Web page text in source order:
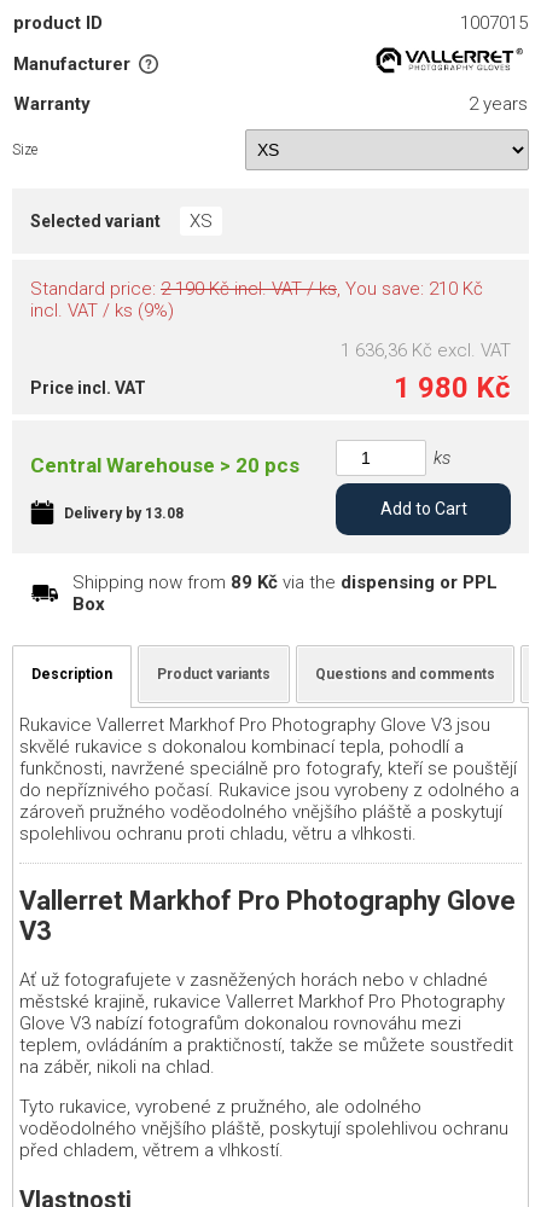
product ID
1007015
Manufacturer
Warranty
2 years
Size
Selected variant XS
Standard price: 2 190 Kč incl. VAT / ks, You save: 210 Kč
incl. VAT / ks (9%)
1 636,36 Kč excl. VAT
1 980 Kč
Price incl. VAT
Central Warehouse > 20 pcs
Delivery by 13.08
ks
Add to Cart
Shipping now from 89 Kč via the dispensing or PPL
Box
Description Product variants Questions and comments
Rukavice Vallerret Markhof Pro Photography Glove V3 jsou
skvělé rukavice s dokonalou kombinací tepla, pohodlí a
funkčnosti, navržené speciálně pro fotografy, kteří se pouštějí
do nepříznivého počasí. Rukavice jsou vyrobeny z odolného a
zároveň pružného voděodolného vnějšího pláště a poskytují
spolehlivou ochranu proti chladu, větru a vlhkosti.
Vallerret Markhof Pro Photography Glove
V3
Ať už fotografujete v zasněžených horách nebo v chladné
městské krajině, rukavice Vallerret Markhof Pro Photography
Glove V3 nabízí fotografům dokonalou rovnováhu mezi
teplem, ovládáním a praktičností, takže se můžete soustředit
na záběr, nikoli na chlad.
Tyto rukavice, vyrobené z pružného, ale odolného
voděodolného vnějšího pláště, poskytují spolehlivou ochranu
před chladem, větrem a vlhkostí.
Vlastnosti